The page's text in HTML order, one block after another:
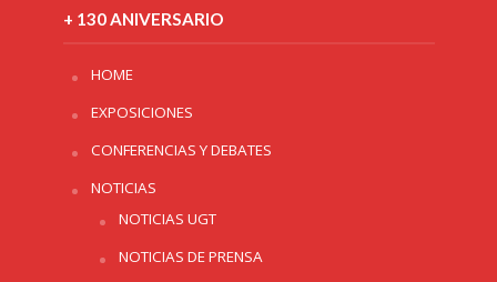
+ 130 ANIVERSARIO
HOME
EXPOSICIONES
CONFERENCIAS Y DEBATES
NOTICIAS
NOTICIAS UGT
NOTICIAS DE PRENSA